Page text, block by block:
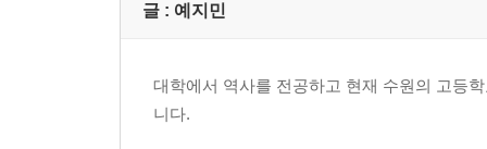
글 : 예지민
대학에서 역사를 전공하고 현재 수원의 고등
니다.